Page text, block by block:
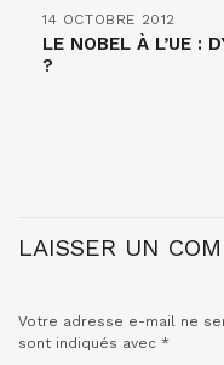
14 OCTOBRE 2012
LE NOBEL À L’UE :
?
LAISSER UN
Votre adresse e-mail ne
sont indiqués avec *